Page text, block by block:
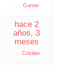
Gumer
hace 2
años, 3
meses
Cristian